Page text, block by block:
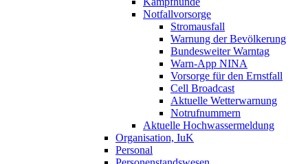
Notfallvorsorge
Stromausfall
Warnung der Bevölkerung
Bundesweiter Warntag
Warn-App NINA
Vorsorge für den Ernstfall
Cell Broadcast
Aktuelle Wetterwarnung
Notrufnummern
Aktuelle Hochwassermeldung
Organisation, IuK
Personal